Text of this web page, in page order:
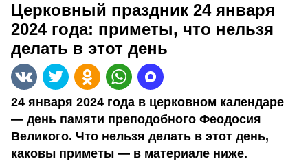
Церковный праздник 24 января
2024 года: приметы, что нельзя
делать в этот день
24 января 2024 года в церковном календаре
— день памяти преподобного Феодосия
Великого. Что нельзя делать в этот день,
каковы приметы — в материале ниже.